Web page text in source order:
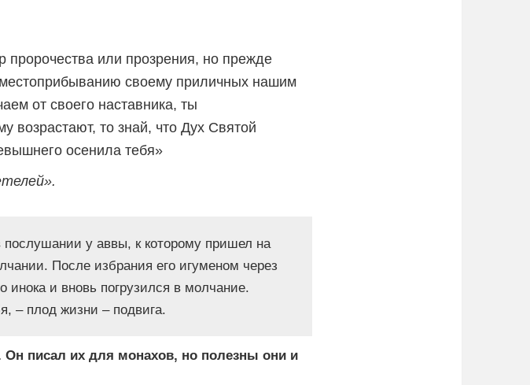
пророчества или прозрения, но прежде
своему приличных нашим
от своего наставника, ты
возрастают, то знай, что Дух Святой
осенила тебя»
у аввы, к которому пришел на
После избрания его игуменом через
инока и вновь погрузился в молчание.
– плод жизни – подвига.
писал их для монахов, но полезны они и